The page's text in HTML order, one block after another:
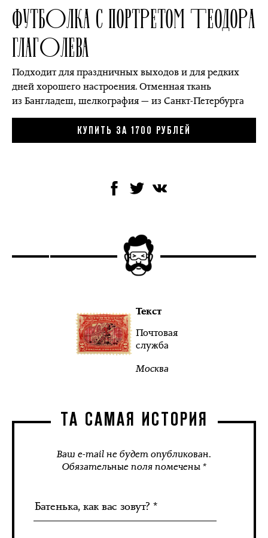
ФУТБОЛКА С ПОРТРЕТОМ ТЕОДОРА
ГЛАГОЛЕВА
Подходит для праздничных выходов и для редких
дней хорошего настроения. Отменная ткань
из Бангладеш, шелкография — из Санкт-Петербурга
КУПИТЬ ЗА 1700 РУБЛЕЙ
Текст
Почтовая
служба
Москва
ТА САМАЯ ИСТОРИЯ
Ваш e-mail не будет опубликован.
Обязательные поля помечены *